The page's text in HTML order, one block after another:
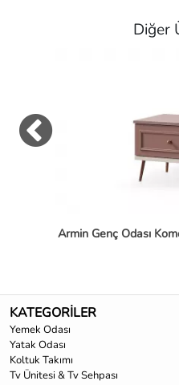
Diğer
Armin Genç Odası
KATEGORİLER
Yemek Odası
Yatak Odası
Koltuk Takımı
Tv Ünitesi & Tv Sehpası